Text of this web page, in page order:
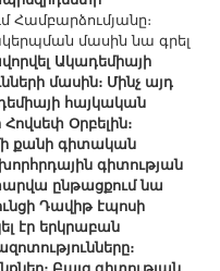
Համբարձումյանը։
մասին նա գրել
Ակադեմիայի
մասին։ Մինչ այդ
հայկական
Օրբելին։
քանի գիտական
գիտության
տարվա ընթացքում նա
Դավիթ էպոսի
էր երկրաբան